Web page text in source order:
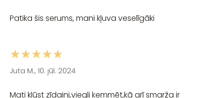
Patika šis serums, mani kļuva veselīgāki
★★★★★
Juta M., 10. jūl. 2024
Mati kļūst zīdaini,viegli ķemmēt,kā arī smarža ir